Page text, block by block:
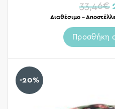
33,46€
Διαθέσιμο –
Προσθήκη
-20%